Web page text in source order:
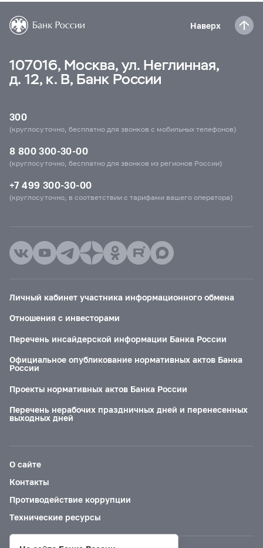
Наверх
107016, Москва, ул. Неглинная,
д. 12, к. В, Банк России
300
(круглосуточно, бесплатно для звонков с мобильных телефонов)
8 800 300-30-00
(круглосуточно, бесплатно для звонков из регионов России)
+7 499 300-30-00
(круглосуточно, в соответствии с тарифами вашего оператора)
Личный кабинет участника информационного обмена
Отношения с инвесторами
Перечень инсайдерской информации Банка России
Официальное опубликование нормативных актов Банка
России
Проекты нормативных актов Банка России
Перечень нерабочих праздничных дней и перенесенных
выходных дней
О сайте
Контакты
Противодействие коррупции
Технические ресурсы